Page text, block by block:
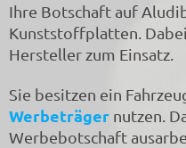
Ihre Botschaft auf
Kunststoffplatten.
Hersteller zum Einsatz.
Sie besitzen ein
Werbeträger nutzen.
Werbebotschaft